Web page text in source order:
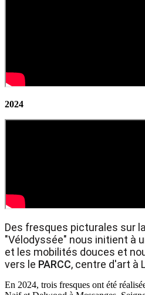
2024
Des fresques picturales sur
"Vélodyssée" nous initient à
et les mobilités douces et
vers le PARCC, centre d'art à
En 2024, trois fresques ont été